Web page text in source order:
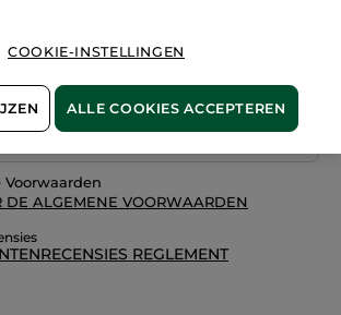
Geld terug!
DE ALGEMENE VOORWAARDEN
REGLEMENT
COOKIE-INSTELLINGEN
ALLE COOKIES ACCEPTEREN